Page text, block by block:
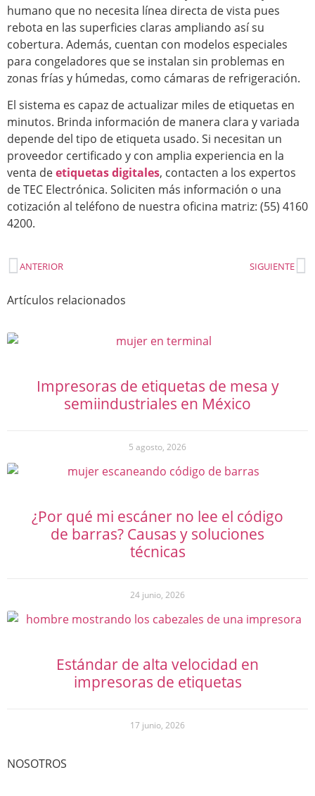
humano que no necesita línea directa de vista pues
rebota en las superficies claras ampliando así su
cobertura. Además, cuentan con modelos especiales
para congeladores que se instalan sin problemas en
zonas frías y húmedas, como cámaras de refrigeración.
El sistema es capaz de actualizar miles de etiquetas en
minutos. Brinda información de manera clara y variada
depende del tipo de etiqueta usado. Si necesitan un
proveedor certificado y con amplia experiencia en la
venta deetiquetas digitales, contacten a los expertos
de TEC Electrónica. Soliciten más información o una
cotización al teléfono de nuestra oficina matriz: (55) 4160
4200.
ANTERIOR SIGUIENTE
Artículos relacionados
Impresoras de etiquetas de mesa y
semiindustriales en México
5 agosto, 2026
¿Por qué mi escáner no lee el código
de barras? Causas y soluciones
técnicas
24 junio, 2026
Estándar de alta velocidad en
impresoras de etiquetas
17 junio, 2026
NOSOTROS